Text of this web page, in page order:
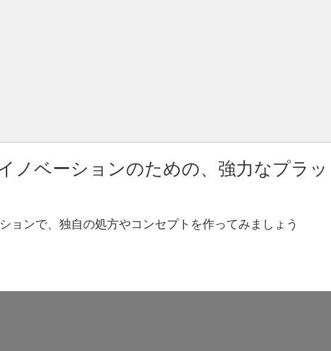
ノベーションのための、強力なプラ
ョンで、独自の処方やコンセプトを作ってみましょう